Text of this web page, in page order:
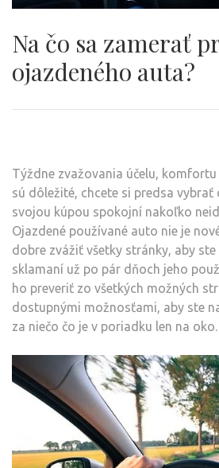
Na čo sa zamerať
ojazdeného auta?
Týždne zvažovania účelu,
sú dôležité, chcete si predsa vybrať
svojou kúpou spokojní nakoľko
Ojazdené používané auto nie je
dobre zvážiť všetky stránky, aby
sklamaní už po pár dňoch jeho
ho preveriť zo všetkých možných
dostupnými možnosťami, aby ste
za niečo čo je v poriadku len na oko.